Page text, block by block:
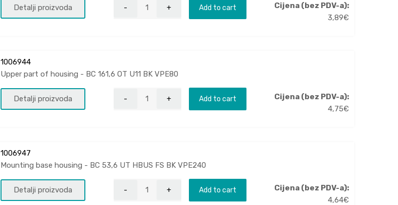
Detalji proizvoda Add to cart
Cijena (bez PDV-a):
3,89€
1006944
Upper part of housing - BC 161,6 OT U11 BK VPE80
Detalji proizvoda Add to cart
Cijena (bez PDV-a):
4,75€
1006947
Mounting base housing - BC 53,6 UT HBUS FS BK VPE240
Detalji proizvoda Add to cart
Cijena (bez PDV-a):
4,64€